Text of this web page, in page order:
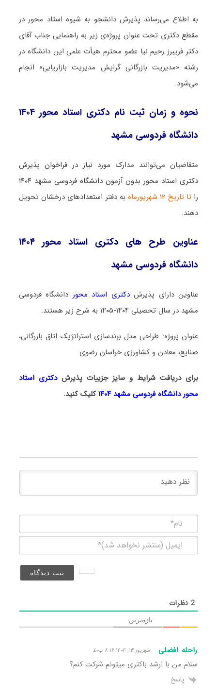
به اطلاع می‌رساند پذیرش دانشجو به شیوه استاد محور در
مقطع دکتری تحت عنوان پروژه‌ی زیر به راهنمایی جناب آقای
دکتر فریبرز رحیم نیا عضو محترم هیأت علمی این دانشگاه در
رشته «مدیریت بازرگانی گرایش مدیریت بازاریابی» انجام
می‌شود.
نحوه و زمان ثبت نام دکتری استاد محور ۱۴۰۴
دانشگاه فردوسی مشهد
متقاضیان می‌توانند مدارک مورد نیاز در فراخوان پذیرش
دکتری استاد محور بدون آزمون دانشگاه فردوسی مشهد ۱۴۰۴
راتا تاریخ ۱۲ شهریورماه
به دفتر استعدادهای درخشان تحویل
دهند.
عناوین طرح های دکتری استاد محور ۱۴۰۴
دانشگاه فردوسی مشهد
عناوین دارای پذیرشدکتری استاد محور دانشگاه فردوسی
مشهد در سال تحصیلی ۱۴۰۴-۱۴۰۵ به شرح زیر هستند:
عنوان پروژه: طراحی مدل برندسازی استراتژیک اتاق بازرگانی،
صنایع، معادن و کشاورزی خراسان رضوی
برای دریافت شرایط و سایز جزییات پذیرشدکتری استاد
محور دانشگاه فردوسی مشهد ۱۴۰۴
کلیک کنید.
(منتشر
2نظرات
تازه‌ترین
راحله افضلی شهریور ۱۳, ۱۴۰۴ ۸:۱۶ ب٫ظ
سلام من با ارشد باکتری میتونم شرکت کنم؟
پاسخ